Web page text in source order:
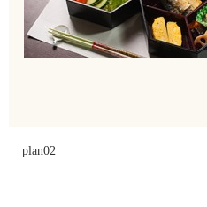
plan02